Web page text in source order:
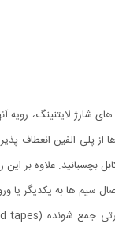
شارژ لایتنینگ،
پلی الفین انعطاف
بچسبانید. علاوه بر
سیم ها به یکدیگر یا